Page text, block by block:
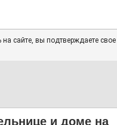
сайте, вы подтверждаете свое
и доме на